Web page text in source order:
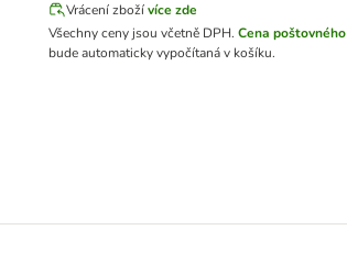
Vrácení zbožívíce zde
Všechny ceny jsou včetně DPH. Cena poštovného
bude automaticky vypočítaná v košíku.